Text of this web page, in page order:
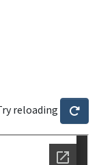
reloading